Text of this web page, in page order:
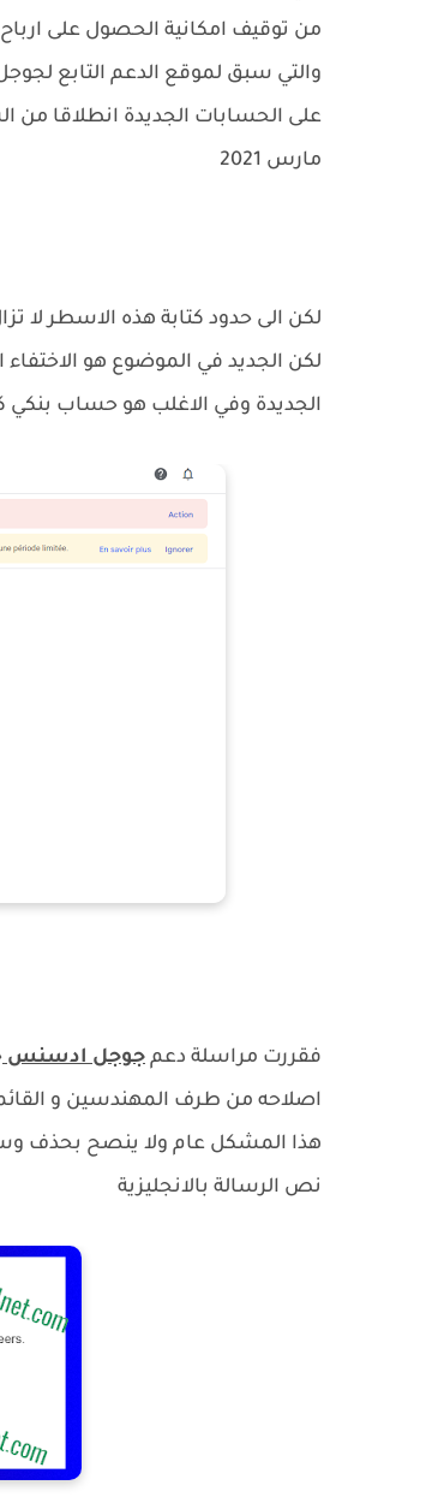
من توقيف امكانية الحصول على
والتي سبق لموقع الدعم التابع
مارس 2021
لكن الى حدود كتابة هذه الاسطر لا
لكن الجديد في الموضوع هو
الجديدة وفي الاغلب هو حساب بنكي
فقررت مراسلة دعم جوجل ادسنس
اصلاحه من طرف المهندسين و
هذا المشكل عام ولا ينصح بحذف
نص الرسالة بالانجليزية